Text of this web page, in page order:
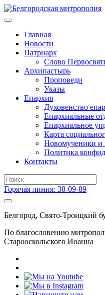
Главная
Новости
Патриарх
Слово
Архипастырь
Проповеди
Указы
Епархия
Духовенство
Епархиальные
Епархиальное
Карта
Новомученики и
Политика
Контакты
Горячая линия: 38-09-89
Белгород, Свято-Троицкий
По благословению
Старооскольского Иоанна